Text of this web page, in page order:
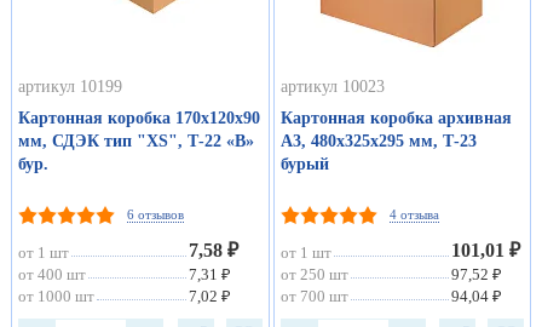
артикул 10199
Картонная коробка 170х120х90
мм, СДЭК тип "ХS", Т-22 «В»
бур.
6 отзывов
от 1 шт 7,58 ₽
от 400 шт
7,31 ₽
от 1000 шт
7,02 ₽
артикул 10023
Картонная коробка архивная
А3, 480х325х295 мм, Т-23
бурый
4 отзыва
от 1 шт 101,01 ₽
от 250 шт
97,52 ₽
от 700 шт
94,04 ₽